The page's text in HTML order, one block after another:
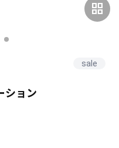
grid_view
sale
ション